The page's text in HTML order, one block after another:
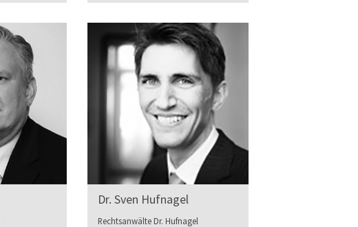
Dr. Sven Hufnagel
Rechtsanwälte Dr. Hufnagel